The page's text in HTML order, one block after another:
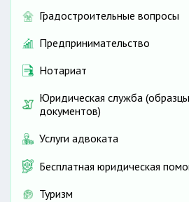
Градостроительные вопросы
Предпринимательство
Нотариат
Юридическая служба
документов)
Услуги адвоката
Бесплатная юридическая
Туризм